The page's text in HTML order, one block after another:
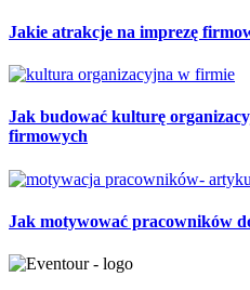
Jakie atrakcje na imprezę
Jak budować kulturę
firmowych
Jak motywować pracowników